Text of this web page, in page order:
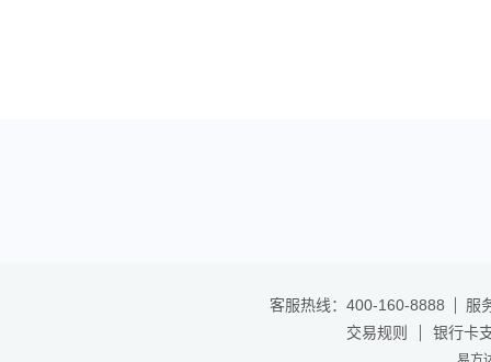
客服热线：400-160-8888
服
交易规则
银行卡